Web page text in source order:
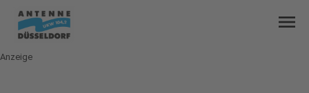
menu
Anzeige